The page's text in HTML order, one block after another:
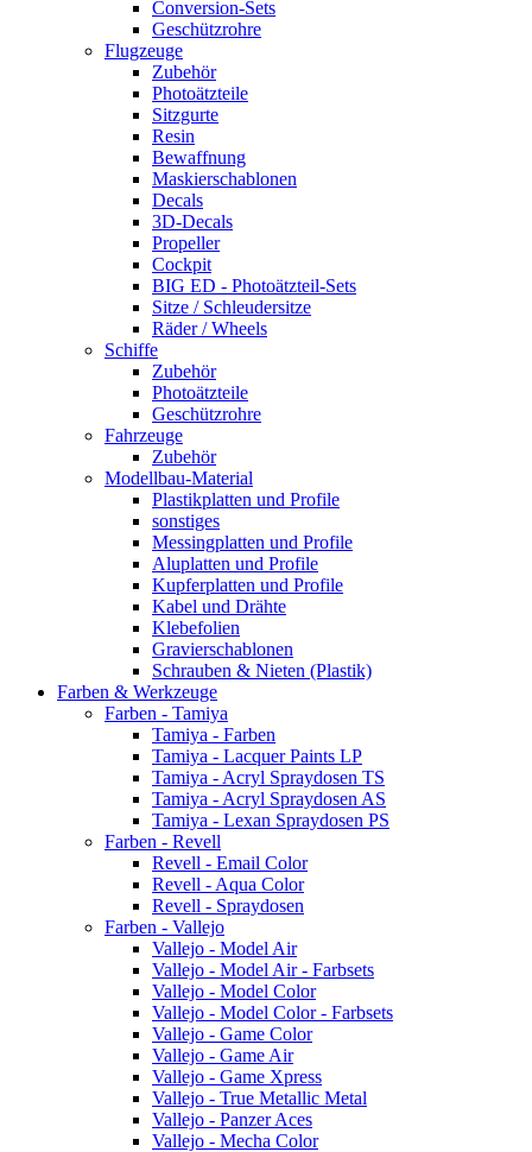
Conversion-Sets
Geschützrohre
Flugzeuge
Zubehör
Photoätzteile
Sitzgurte
Resin
Bewaffnung
Maskierschablonen
Decals
3D-Decals
Propeller
Cockpit
BIG ED - Photoätzteil-Sets
Sitze / Schleudersitze
Räder / Wheels
Schiffe
Zubehör
Photoätzteile
Geschützrohre
Fahrzeuge
Zubehör
Modellbau-Material
Plastikplatten und Profile
sonstiges
Messingplatten und Profile
Aluplatten und Profile
Kupferplatten und Profile
Kabel und Drähte
Klebefolien
Gravierschablonen
Schrauben & Nieten (Plastik)
Farben & Werkzeuge
Farben - Tamiya
Tamiya - Farben
Tamiya - Lacquer Paints LP
Tamiya - Acryl Spraydosen TS
Tamiya - Acryl Spraydosen AS
Tamiya - Lexan Spraydosen PS
Farben - Revell
Revell - Email Color
Revell - Aqua Color
Revell - Spraydosen
Farben - Vallejo
Vallejo - Model Air
Vallejo - Model Air - Farbsets
Vallejo - Model Color
Vallejo - Model Color - Farbsets
Vallejo - Game Color
Vallejo - Game Air
Vallejo - Game Xpress
Vallejo - True Metallic Metal
Vallejo - Panzer Aces
Vallejo - Mecha Color